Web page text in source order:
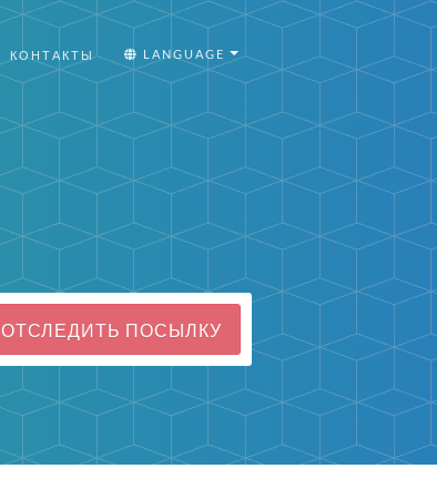
КОНТАКТЫ LANGUAGE
ОТСЛЕДИТЬ ПОСЫЛКУ